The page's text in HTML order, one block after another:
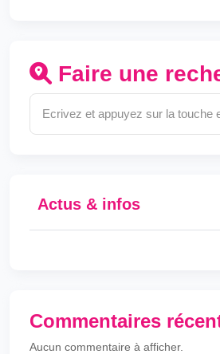
Faire une
Actus & infos
Commentaires
Aucun commentaire à afficher.